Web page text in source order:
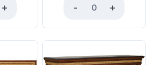
+ - +